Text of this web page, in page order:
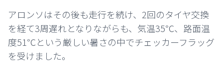
アロンソはその後も走行を続け、2回のタイヤ交換
を経て3周遅れとなりながらも、気温35℃、路面温
度51℃という厳しい暑さの中でチェッカーフラッグ
を受けました。